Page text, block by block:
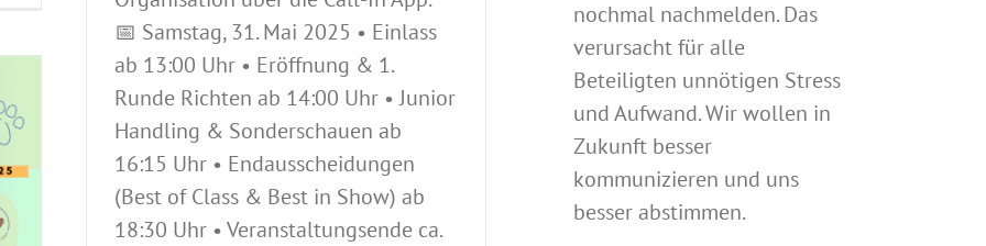
📅 Samstag, 31. Mai 2025 • Einlass
ab 13:00 Uhr • Eröffnung & 1.
Runde Richten ab 14:00 Uhr • Junior
Handling & Sonderschauen ab
16:15 Uhr • Endausscheidungen
(Best of Class & Best in Show) ab
18:30 Uhr • Veranstaltungsende ca.
nochmal nachmelden. Das
verursacht für alle
Beteiligten unnötigen Stress
und Aufwand. Wir wollen in
Zukunft besser
kommunizieren und uns
besser abstimmen.